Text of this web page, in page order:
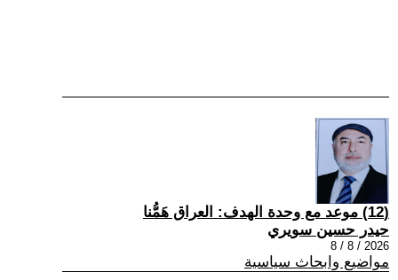
(12) موعد مع وحدة الهدف: العراق هَمُّنا
حيدر حسين سويري
2026 / 8 / 8
مواضيع وابحاث سياسية